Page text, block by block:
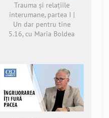
Trauma și relațiile
interumane, partea I |
Un dar pentru tine
5.16, cu Maria Boldea